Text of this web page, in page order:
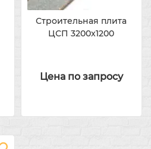
Строительная плита
ЦСП 3200x1200
Цена по запросу